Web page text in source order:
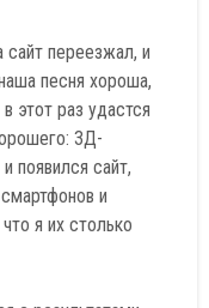
сайт переезжал, и
песня хороша,
этот раз удастся
3Д-
появился сайт,
и
я их столько